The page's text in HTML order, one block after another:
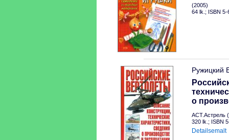
(2005)
64 lk.; ISBN
Ружицкий
о
АСТ.Астрель
320 lk.; ISBN
Detailsemalt